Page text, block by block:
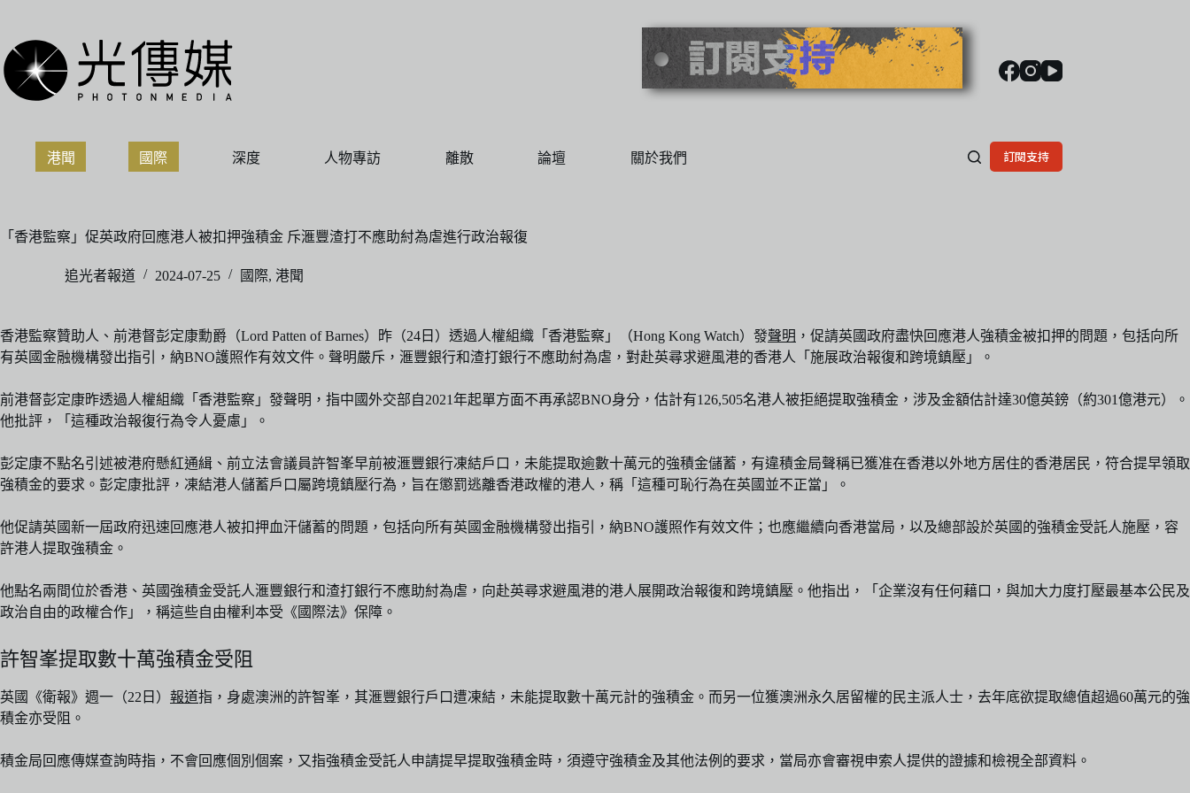
主
要
內
港聞 國際 深度 人物專訪 離散 論壇 關於我們 訂閱支持
「香港監察」促英政府回應港人被扣押強積金 斥滙豐渣打不應助紂為虐進行政治報復
追光者報道 2024-07-25 國際, 港聞
香港監察贊助人、前港督彭定康勳爵（Lord Patten of Barnes）昨（24日）透過人權組織「香港監察」（Hong Kong Watch）發聲明 ，促請英國政府盡快回應港人強積金被扣押的問題，包括向所
有英國金融機構發出指引，納BNO護照作有效文件。聲明嚴斥，滙豐銀行和渣打銀行不應助紂為虐，對赴英尋求避風港的香港人「施展政治報復和跨境鎮壓」。
前港督彭定康昨透過人權組織「香港監察」發聲明，指中國外交部自2021年起單方面不再承認BNO身分，估計有126,505名港人被拒絕提取強積金，涉及金額估計達30億英鎊（約301億港元）。
他批評，「這種政治報復行為令人憂慮」。
彭定康不點名引述被港府懸紅通緝、前立法會議員許智峯早前被滙豐銀行凍結戶口，未能提取逾數十萬元的強積金儲蓄，有違積金局聲稱已獲准在香港以外地方居住的香港居民，符合提早領取
強積金的要求。彭定康批評，凍結港人儲蓄戶口屬跨境鎮壓行為，旨在懲罰逃離香港政權的港人，稱「這種可恥行為在英國並不正當」。
他促請英國新一屆政府迅速回應港人被扣押血汗儲蓄的問題，包括向所有英國金融機構發出指引，納BNO護照作有效文件；也應繼續向香港當局，以及總部設於英國的強積金受託人施壓，容
許港人提取強積金。
他點名兩間位於香港、英國強積金受託人滙豐銀行和渣打銀行不應助紂為虐，向赴英尋求避風港的港人展開政治報復和跨境鎮壓。他指出，「企業沒有任何藉口，與加大力度打壓最基本公民及
政治自由的政權合作」，稱這些自由權利本受《國際法》保障。
許智峯提取數十萬強積金受阻
英國《衛報》週一（22日） 報道指，身處澳洲的許智峯，其滙豐銀行戶口遭凍結，未能提取數十萬元計的強積金。而另一位獲澳洲永久居留權的民主派人士，去年底欲提取總值超過60萬元的強
積金亦受阻。
積金局回應傳媒查詢時指，不會回應個別個案，又指強積金受託人申請提早提取強積金時，須遵守強積金及其他法例的要求，當局亦會審視申索人提供的證據和檢視全部資料。